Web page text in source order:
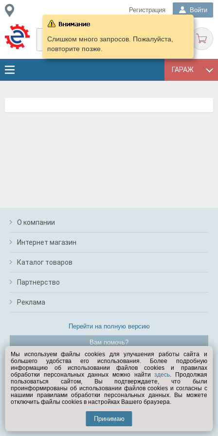
Регистрация Войти
ГАРАЖ
Слишком много запросов. Пожалуйста,
повторите позже.
О компании
Интернет магазин
Каталог товаров
Партнерство
Реклама
Перейти на полную версию
Вам помочь?
© Exist.ru 1998—2026
Мы используем файлы cookies для улучшения работы сайта и
большего удобства его использования. Более подробную
информацию об использовании файлов cookies и правилах
обработки персональных данных можно найтиздесь. Продолжая
пользоваться сайтом, Вы подтверждаете, что были
проинформированы об использовании файлов cookies и согласны с
нашими правилами обработки персональных данных. Вы можете
отключить файлы cookies в настройках Вашего браузера.
Принимаю